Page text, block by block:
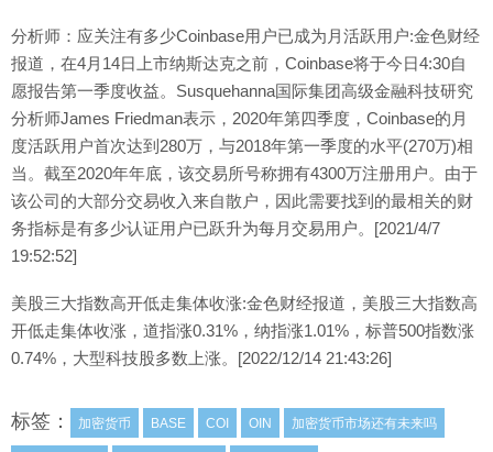
分析师：应关注有多少Coinbase用户已成为月活跃用户:金色财经
报道，在4月14日上市纳斯达克之前，Coinbase将于今日4:30自
愿报告第一季度收益。Susquehanna国际集团高级金融科技研究
分析师James Friedman表示，2020年第四季度，Coinbase的月
度活跃用户首次达到280万，与2018年第一季度的水平(270万)相
当。截至2020年年底，该交易所号称拥有4300万注册用户。由于
该公司的大部分交易收入来自散户，因此需要找到的最相关的财
务指标是有多少认证用户已跃升为每月交易用户。[2021/4/7
19:52:52]
美股三大指数高开低走集体收涨:金色财经报道，美股三大指数高
开低走集体收涨，道指涨0.31%，纳指涨1.01%，标普500指数涨
0.74%，大型科技股多数上涨。[2022/12/14 21:43:26]
标签： 加密货币 BASE COI OIN 加密货币市场还有未来吗